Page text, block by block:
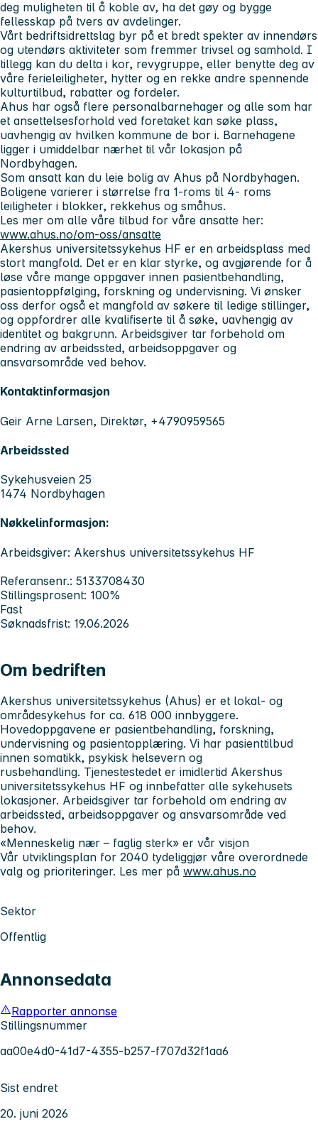
deg muligheten til å koble av, ha det gøy og bygge
fellesskap på tvers av avdelinger.
Vårt bedriftsidrettslag byr på et bredt spekter av innendørs
og utendørs aktiviteter som fremmer trivsel og samhold. I
tillegg kan du delta i kor, revygruppe, eller benytte deg av
våre ferieleiligheter, hytter og en rekke andre spennende
kulturtilbud, rabatter og fordeler.
Ahus har også flere personalbarnehager og alle som har
et ansettelsesforhold ved foretaket kan søke plass,
uavhengig av hvilken kommune de bor i. Barnehagene
ligger i umiddelbar nærhet til vår lokasjon på
Nordbyhagen.
Som ansatt kan du leie bolig av Ahus på Nordbyhagen.
Boligene varierer i størrelse fra 1-roms til 4- roms
leiligheter i blokker, rekkehus og småhus.
Les mer om alle våre tilbud for våre ansatte her:
www.ahus.no/om-oss/ansatte
Akershus universitetssykehus HF er en arbeidsplass med
stort mangfold. Det er en klar styrke, og avgjørende for å
løse våre mange oppgaver innen pasientbehandling,
pasientoppfølging, forskning og undervisning. Vi ønsker
oss derfor også et mangfold av søkere til ledige stillinger,
og oppfordrer alle kvalifiserte til å søke, uavhengig av
identitet og bakgrunn. Arbeidsgiver tar forbehold om
endring av arbeidssted, arbeidsoppgaver og
ansvarsområde ved behov.
Kontaktinformasjon
Geir Arne Larsen, Direktør, +4790959565
Arbeidssted
Sykehusveien 25
1474 Nordbyhagen
Nøkkelinformasjon:
Arbeidsgiver: Akershus universitetssykehus HF
Referansenr.: 5133708430
Stillingsprosent: 100%
Fast
Søknadsfrist: 19.06.2026
Om bedriften
Akershus universitetssykehus (Ahus) er et lokal- og
områdesykehus for ca. 618 000 innbyggere.
Hovedoppgavene er pasientbehandling, forskning,
undervisning og pasientopplæring. Vi har pasienttilbud
innen somatikk, psykisk helsevern og
rusbehandling. Tjenestestedet er imidlertid Akershus
universitetssykehus HF og innbefatter alle sykehusets
lokasjoner. Arbeidsgiver tar forbehold om endring av
arbeidssted, arbeidsoppgaver og ansvarsområde ved
behov.
«Menneskelig nær – faglig sterk» er vår visjon
Vår utviklingsplan for 2040 tydeliggjør våre overordnede
valg og prioriteringer. Les mer på www.ahus.no
Sektor
Offentlig
Annonsedata
Rapporter annonse
Stillingsnummer
aa00e4d0-41d7-4355-b257-f707d32f1aa6
Sist endret
20. juni 2026